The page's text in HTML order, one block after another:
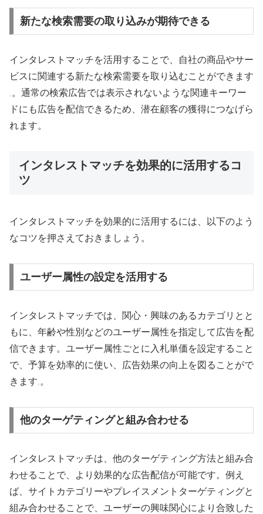
新たな検索需要の取り込みが期待できる
インタレストマッチを活用することで、自社の商品やサー
ビスに関連する新たな検索需要を取り込むことができます
。通常の検索広告では表示されないような関連キーワー
ドにも広告を配信できるため、潜在顧客の獲得につなげら
れます。
インタレストマッチを効果的に活用するコ
ツ
インタレストマッチを効果的に活用するには、以下のよう
なコツを押さえておきましょう。
ユーザー属性の設定を活用する
インタレストマッチでは、関心・興味のあるカテゴリとと
もに、年齢や性別などのユーザー属性を指定して広告を配
信できます。ユーザー属性ごとに入札単価を設定すること
で、予算を効率的に使い、広告効果の向上を図ることがで
きます 。
他のターゲティングと組み合わせる
インタレストマッチは、他のターゲティング方法と組み合
わせることで、より効果的な広告配信が可能です。例え
ば、サイトカテゴリーやプレイスメントターゲティングと
組み合わせることで、ユーザーの興味関心により合致した